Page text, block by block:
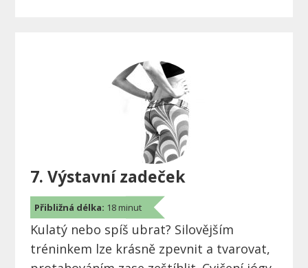
7. Výstavní zadeček
Přibližná délka: 18 minut
Kulatý nebo spíš ubrat? Silovějším
tréninkem lze krásně zpevnit a tvarovat,